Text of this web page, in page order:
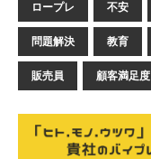
ロープレ 不安
問題解決 教育
販売員 顧客満足度